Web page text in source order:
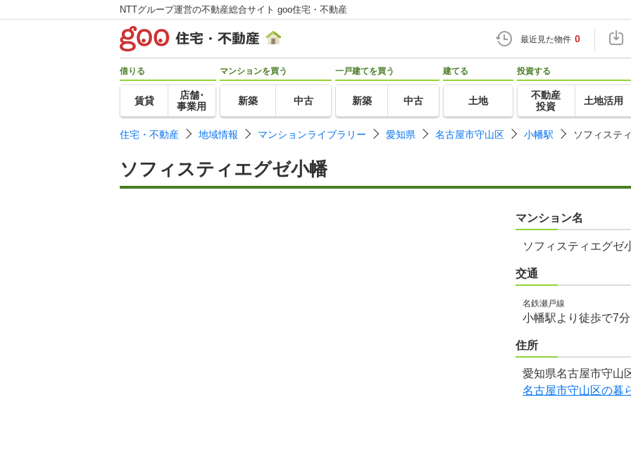
NTTグループ運営の不動産総合サイト goo住宅・不動産
最近見た物件 0
借りる
賃貸
店舗･
事業用
マンションを買う
新築 中古
一戸建てを買う
新築 中古
建てる
土地
投資する
不動産
投資
土地活用
住宅・不動産 地域情報 マンションライブラリー 愛知県 名古屋市守山区 小幡駅 ソフィステ
ソフィスティエグゼ小幡
マンション名
ソフィスティエグゼ
交通
名鉄瀬戸線
小幡駅より徒歩で7
住所
愛知県名古屋市守山
名古屋市守山区の暮